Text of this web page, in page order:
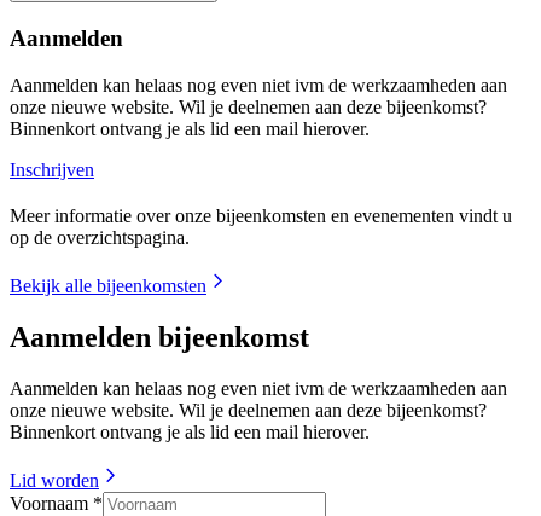
Aanmelden
Aanmelden kan helaas nog even niet ivm de werkzaamheden aan
onze nieuwe website. Wil je deelnemen aan deze bijeenkomst?
Binnenkort ontvang je als lid een mail hierover.
Inschrijven
Meer informatie over onze bijeenkomsten en evenementen vindt u
op de overzichtspagina.
Bekijk alle bijeenkomsten
Aanmelden bijeenkomst
Aanmelden kan helaas nog even niet ivm de werkzaamheden aan
onze nieuwe website. Wil je deelnemen aan deze bijeenkomst?
Binnenkort ontvang je als lid een mail hierover.
Lid worden
Voornaam *